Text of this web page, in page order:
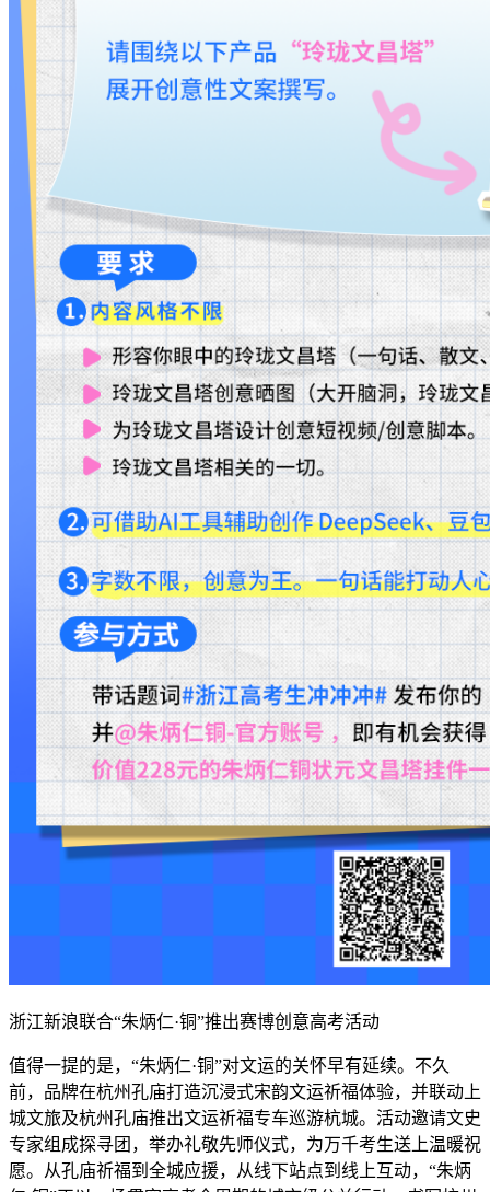
浙江新浪联合“朱炳仁·铜”推出赛博创意高考活动
值得一提的是， “朱炳仁·铜”对文运的关怀早有延续。不久
前，品牌在杭州孔庙打造沉浸式宋韵文运祈福体验，并联动上
城文旅及杭州孔庙推出文运祈福专车巡游杭城。活动邀请文史
专家组成探寻团，举办礼敬先师仪式，为万千考生送上温暖祝
愿。从孔庙祈福到全城应援，从线下站点到线上互动，“朱炳